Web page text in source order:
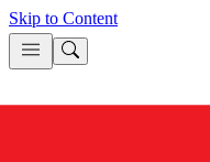
Skip to Content